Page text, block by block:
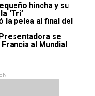
hincha y su
‘Tri’
la pelea al final del
se
al Mundial